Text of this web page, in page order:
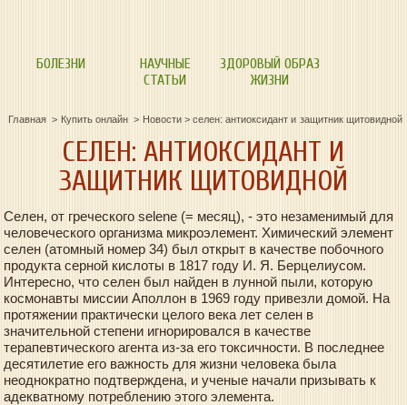
БОЛЕЗНИ
НАУЧНЫЕ
СТАТЬИ
ЗДОРОВЫЙ ОБРАЗ
ЖИЗНИ
Главная Купить онлайн Новости>селен: антиоксидант и защитник щитовидной
СЕЛЕН: АНТИОКСИДАНТ И
ЗАЩИТНИК ЩИТОВИДНОЙ
Селен, от греческого selene (= месяц), - это незаменимый для
человеческого организма микроэлемент. Химический элемент
селен (атомный номер 34) был открыт в качестве побочного
продукта серной кислоты в 1817 году И. Я. Берцелиусом.
Интересно, что селен был найден в лунной пыли, которую
космонавты миссии Аполлон в 1969 году привезли домой. На
протяжении практически целого века лет селен в
значительной степени игнорировался в качестве
терапевтического агента из-за его токсичности. В последнее
десятилетие его важность для жизни человека была
неоднократно подтверждена, и ученые начали призывать к
адекватному потреблению этого элемента.